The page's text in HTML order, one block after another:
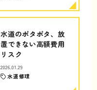
水道のポタポタ、放
置できない高額費用
リスク
2026.01.29
水道修理